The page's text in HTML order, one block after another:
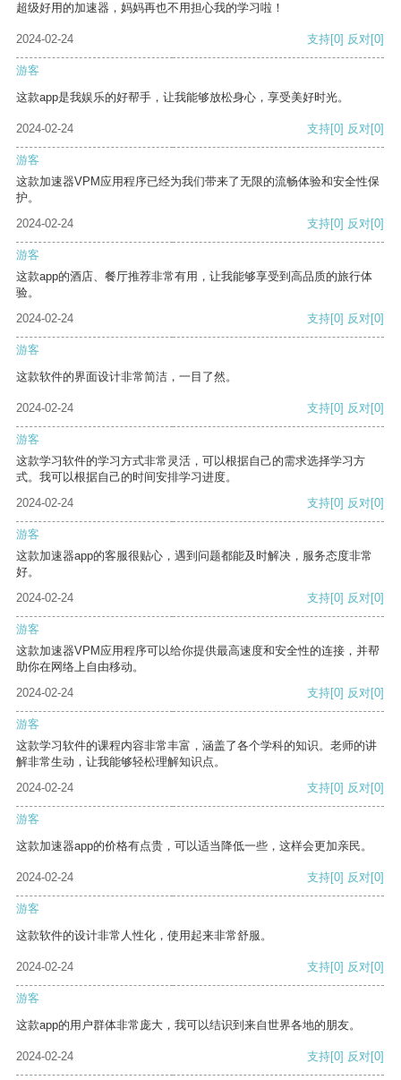
超级好用的加速器，妈妈再也不用担心我的学习啦！
2024-02-24 支持[0] 反对[0]
游客
这款app是我娱乐的好帮手，让我能够放松身心，享受美好时光。
2024-02-24 支持[0] 反对[0]
游客
这款加速器VPM应用程序已经为我们带来了无限的流畅体验和安全性保
护。
2024-02-24
支持[0] 反对[0]
游客
这款app的酒店、餐厅推荐非常有用，让我能够享受到高品质的旅行体
验。
2024-02-24
支持[0] 反对[0]
游客
这款软件的界面设计非常简洁，一目了然。
2024-02-24 支持[0] 反对[0]
游客
这款学习软件的学习方式非常灵活，可以根据自己的需求选择学习方
式。我可以根据自己的时间安排学习进度。
2024-02-24
支持[0] 反对[0]
游客
这款加速器app的客服很贴心，遇到问题都能及时解决，服务态度非常
好。
2024-02-24
支持[0] 反对[0]
游客
这款加速器VPM应用程序可以给你提供最高速度和安全性的连接，并帮
助你在网络上自由移动。
2024-02-24
支持[0] 反对[0]
游客
这款学习软件的课程内容非常丰富，涵盖了各个学科的知识。老师的讲
解非常生动，让我能够轻松理解知识点。
2024-02-24
支持[0] 反对[0]
游客
这款加速器app的价格有点贵，可以适当降低一些，这样会更加亲民。
2024-02-24 支持[0] 反对[0]
游客
这款软件的设计非常人性化，使用起来非常舒服。
2024-02-24 支持[0] 反对[0]
游客
这款app的用户群体非常庞大，我可以结识到来自世界各地的朋友。
2024-02-24 支持[0] 反对[0]